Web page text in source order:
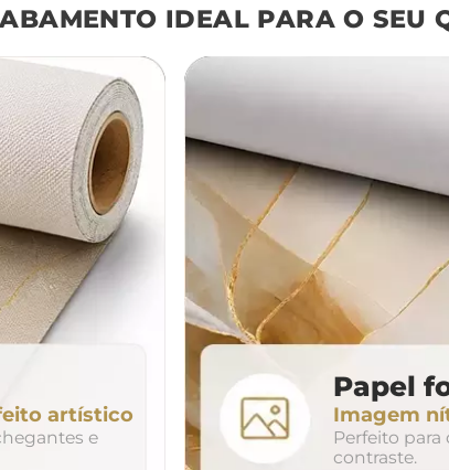
240cm
320cm
duo trio
IDEAL PARA O SEU
artístico
e
Papel
Imagem
Perfeito
contraste.